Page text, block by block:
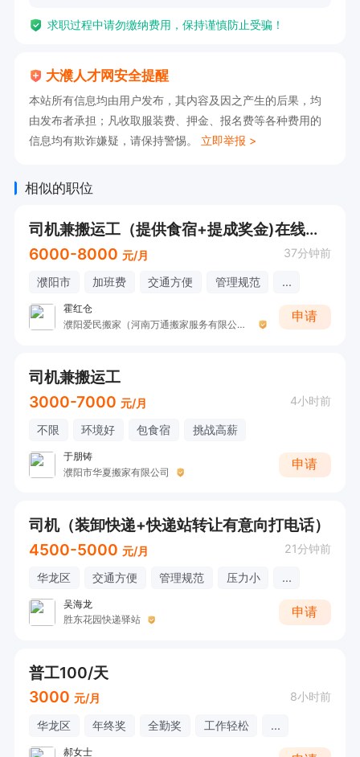
求职过程中请勿缴纳费用，保持谨慎防止受骗！
大濮人才网安全提醒
本站所有信息均由用户发布，其内容及因之产生的后果，均
由发布者承担；凡收取服装费、押金、报名费等各种费用的
信息均有欺诈嫌疑，请保持警惕。 立即举报 >
相似的职位
司机兼搬运工（提供食宿+提成奖金)在线打电话应聘
6000-8000 元/月 37分钟前
濮阳市 加班费 交通方便 管理规范 ...
霍红仓
濮阳爱民搬家（河南万通搬家服务有限公司）
申请
司机兼搬运工
3000-7000 元/月 4小时前
不限 环境好 包食宿 挑战高薪
于朋铸
濮阳市华夏搬家有限公司
申请
司机（装卸快递+快递站转让有意向打电话）
4500-5000 元/月 21分钟前
华龙区 交通方便 管理规范 压力小 ...
吴海龙
胜东花园快递驿站
申请
普工100/天
3000 元/月 8小时前
华龙区 年终奖 全勤奖 工作轻松 ...
郝女士